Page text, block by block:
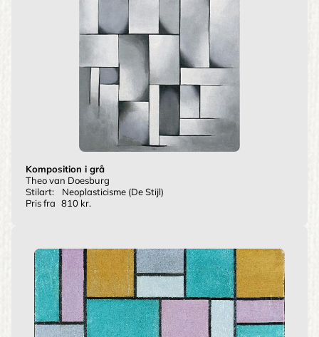
Komposition i grå
Theo van Doesburg
Stilart:
Neoplasticisme (De Stijl)
Pris fra 810 kr.